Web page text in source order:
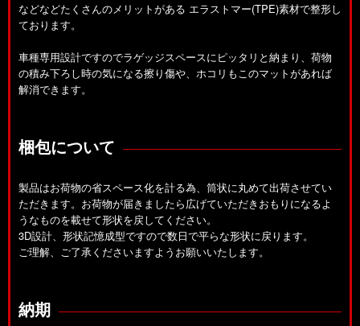
などなどたくさんのメリットがある エラストマー(TPE)素材で整形し
ております。
車種専用設計ですのでラゲッジスペースにピッタリと納まり、荷物
の積み下ろし時の気になる擦り傷や、ホコリもこのマットがあれば
解消できます。
梱包について
製品はお荷物の省スペース化を計る為、筒状に丸めて出荷させてい
ただきます。お荷物が届きましたら広げていただきおもりになるよ
うなものを載せて形状を戻してください。
3D設計、形状記憶成型ですので数日で平らな形状に戻ります。
ご理解、ご了承くださいますようお願いいたします。
納期